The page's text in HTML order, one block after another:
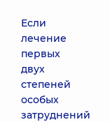
Если
лечение
первых
двух
степеней
особых
затруднений